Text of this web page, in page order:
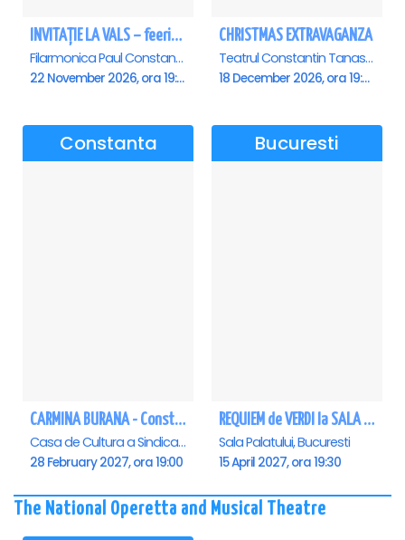
INVITAȚIE LA VALS – feerie de bal în paşi de dans - Ploiesti
Filarmonica Paul Constantinescu, Ploiesti
22 November 2026, ora 19:00
CHRISTMAS EXTRAVAGANZA
Teatrul Constantin Tanase - Sala Savoy, Bucuresti
18 December 2026, ora 19:00
Constanta
CARMINA BURANA - Constanta
Casa de Cultura a Sindicatelor - Sala Mare, Constanta
28 February 2027, ora 19:00
Bucuresti
REQUIEM de VERDI la SALA PALATULUI
Sala Palatului, Bucuresti
15 April 2027, ora 19:30
The National Operetta and Musical Theatre